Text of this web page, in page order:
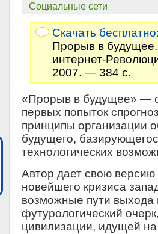
Социальные сети
Скачать
Прорыв в
интернет-
2007. — 384 с.
«Прорыв в будущее» —
первых попыток
принципы организации
будущего,
технологических
Автор дает свою версию
новейшего кризиса
возможные пути выхода
футурологический
цивилизации, идущей